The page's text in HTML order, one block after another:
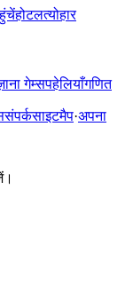
होटलत्योहार
गेम्सपहेलियाँगणित
संपर्कसाइटमैप·अपना